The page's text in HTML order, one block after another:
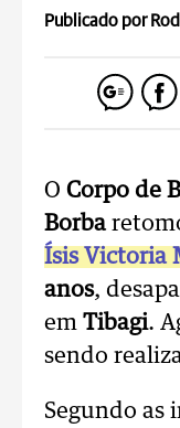
Publicado por
O Corpo de
Borba
Ísis Victoria
anos,
em Tibagi.
sendo
Segundo as